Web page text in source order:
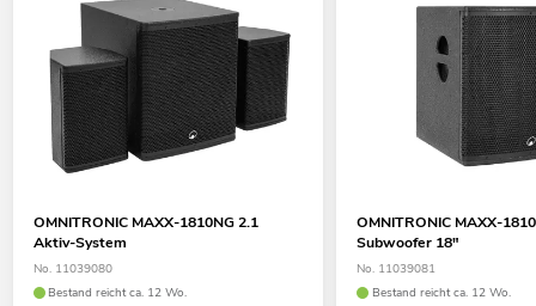
OMNITRONIC MAXX-1810NG 2.1
Aktiv-System
No. 11039080
Bestand reicht ca. 12 Wo.
OMNITRONIC MAXX-
Subwoofer 18"
No. 11039081
Bestand reicht ca. 12 Wo.